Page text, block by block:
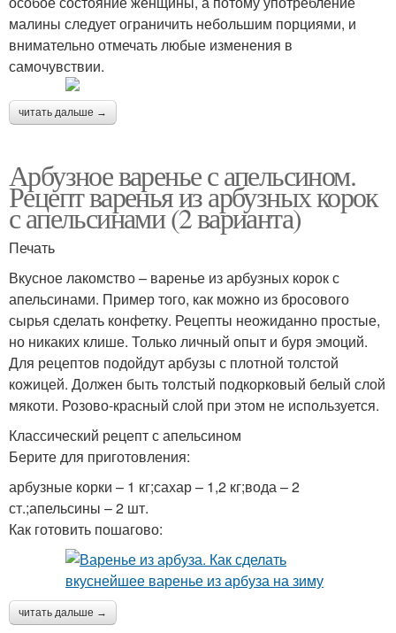
малины следует ограничить небольшим порциями, и
внимательно отмечать любые изменения в
самочувствии.
читать дальше →
Арбузное варенье с апельсином.
Рецепт варенья из арбузных корок
с апельсинами (2 варианта)
Печать
Вкусное лакомство – варенье из арбузных корок с
апельсинами. Пример того, как можно из бросового
сырья сделать конфетку. Рецепты неожиданно простые,
но никаких клише. Только личный опыт и буря эмоций.
Для рецептов подойдут арбузы с плотной толстой
кожицей. Должен быть толстый подкорковый белый слой
мякоти. Розово-красный слой при этом не используется.
Классический рецепт с апельсином
Берите для приготовления:
арбузные корки – 1 кг;сахар – 1,2 кг;вода – 2
ст.;апельсины – 2 шт.
Как готовить пошагово:
читать дальше →